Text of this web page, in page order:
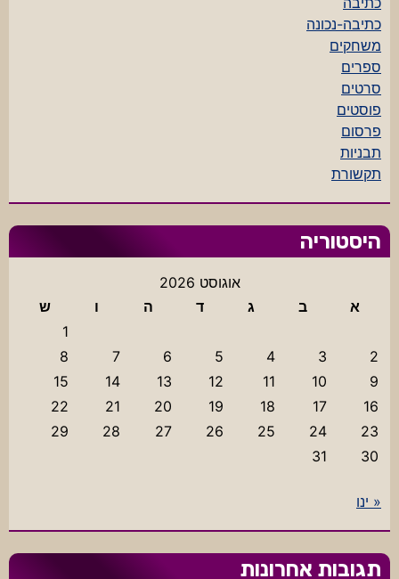
כתיבה-נכונה
משחקים
ספרים
סרטים
פוסטים
פרסום
תבניות
תקשורת
היסטוריה
אוגוסט 2026
א
ב ג ד ה ו
ש
1
2
3
4
5
6
7
8
9
10
11
12
13
14
15
16
17
18
19
20
21
22
23
24
25
26
27
28
29
30
31
« ינו
תגובות אחרונות